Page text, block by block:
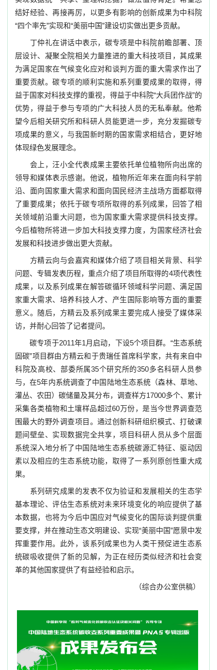
结好经验、再接再厉，以更多有影响的创新成果为中科院
“四个率先”实现和“美丽中国”建设切实做出更多贡献。
丁仲礼在讲话中表示，碳专项是中科院前瞻部署、顶
层设计、凝聚全院相关力量推进的重大科技项目，其成果
为满足国家在气候变化应对和谈判方面的重大需求作出了
重要贡献。碳专项的顺利实施和系列重要成果的取得，得
益于国家对科技支撑的重视，得益于中科院“大兵团作战”的
优势，得益于参与专项的广大科技人员的无私奉献。他希
望今后相关研究所和科研人员能更进一步，充分发掘碳专
项成果的意义，与我国新时期的国家需求相结合，更好地
体现绿色发展理念。
会上，汪小全代表成果主要依托单位植物所向出席的
领导和媒体表示感谢。他说，植物所近年来在面向科学前
沿、面向国家重大需求和面向国民经济主战场方面都取得
了重要成果；依托于碳专项所取得的系列成果，回答了相
关领域前沿重大问题，也为国家重大需求提供科技支撑。
今后植物所将进一步加大科技支撑力度，为国家经济社会
发展和科技进步做出更大贡献。
方精云向与会嘉宾和媒体介绍了项目相关背景、科学
问题、专辑发表历程，重点介绍了项目所取得的4项代表性
成果，以及系列成果在解答碳循环领域科学问题、满足国
家重大需求、培养科技人才、产生国际影响等方面的重要
意义。随后，方精云及系列成果主要完成人接受了媒体采
访，并耐心回答了记者提问。
碳专项于2011年1月启动，下设5个项目群。“生态系统
固碳”项目群由方精云和于贵瑞任首席科学家，共有来自中
科院及高校、部委所属35个研究所的350多名科研人员参
与，在5年内系统调查了中国陆地生态系统（森林、草地、
灌丛、农田）碳储量及其分布，调查样方17000多个、累计
采集各类植物和土壤样品超过60万份，是当今世界调查范
围最大的野外调查项目。通过创新科研组织模式、打破课
题间壁垒、实现数据完全共享，项目科研人员从多个层面
系统深入地分析了中国陆地生态系统碳源汇特征、驱动因
素以及相应的生态系统功能，取得了一系列原创性重大成
果。
系列研究成果的发表不仅为验证和发展相关的生态学
基本理论、评估生态系统对未来环境变化的响应提供了基
本数据，也将为今后中国应对气候变化的国际谈判提供重
要支撑，并在推动生态文明建设、实现“美丽中国”愿景中发
挥重要作用。此外，该系列成果也为人类干预促进生态系
统碳吸收提供了新的见解，为正在经历类似经济和社会变
革的其他国家提供了有益经验和启示。
（综合办公室供稿）